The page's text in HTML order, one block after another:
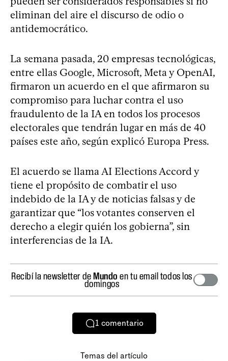
eliminan del aire el discurso de odio o
antidemocrático.
La semana pasada, 20 empresas tecnológicas,
entre ellas Google, Microsoft, Meta y OpenAI,
firmaron un acuerdo en el que afirmaron su
compromiso para luchar contra el uso
fraudulento de la IA en todos los procesos
electorales que tendrán lugar en más de 40
países este año, según explicó Europa Press.
El acuerdo se llama AI Elections Accord y
tiene el propósito de combatir el uso
indebido de la IA y de noticias falsas y de
garantizar que “los votantes conserven el
derecho a elegir quién los gobierna”, sin
interferencias de la IA.
Recibí la newsletter deMundo en tu email todos los
domingos
1 comentario
Temas del artículo